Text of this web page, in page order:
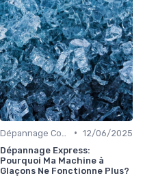
• 12/06/2025
Dépannage Express:
Pourquoi Ma Machine à
Glaçons Ne Fonctionne Plus?